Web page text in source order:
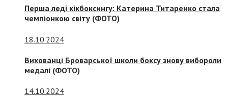
Перша леді кікбоксингу: Катерина Титаренко стала
чемпіонкою світу (ФОТО)
18.10.2024
Вихованці Броварської школи боксу знову вибороли
медалі (ФОТО)
14.10.2024